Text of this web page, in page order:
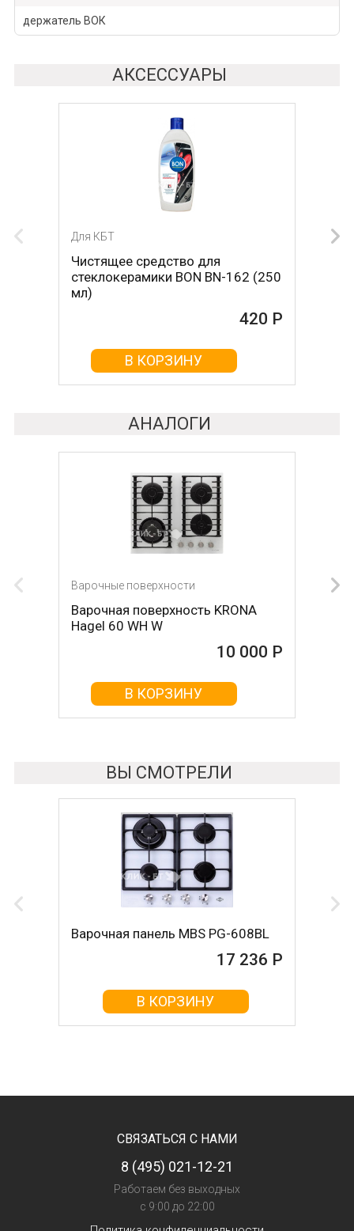
держатель ВОК
АКСЕССУАРЫ
Для КБТ
Чистящее средство для
стеклокерамики BON BN-162 (250
мл)
420 Р
В КОРЗИНУ
Для КБТ
Скребок для ухода за
стеклокерамикой BON BN-603
В КОРЗИНУ
АНАЛОГИ
Варочные поверхности
Варочная поверхность KRONA
Hagel 60 WH W
10 000 Р
В КОРЗИНУ
Варочные поверхности
Варочная поверхность KRONA
Hagel 60 WH
10 000 Р
В КОРЗИНУ
ВЫ СМОТРЕЛИ
Варочная панель MBS PG-608BL
17 236 Р
В КОРЗИНУ
СВЯЗАТЬСЯ С НАМИ
8 (495) 021-12-21
Работаем без выходных
с 9:00 до 22:00